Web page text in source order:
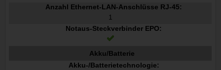
Anzahl Ethernet-LAN-Anschlüsse RJ-45:
1
Notaus-Steckverbinder EPO:
Akku/Batterie
Akku-/Batterietechnologie: